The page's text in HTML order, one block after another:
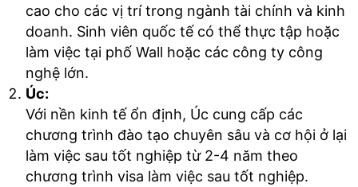
cao cho các vị trí trong ngành tài chính và kinh
doanh. Sinh viên quốc tế có thể thực tập hoặc
làm việc tại phố Wall hoặc các công ty công
nghệ lớn.
Úc:
Với nền kinh tế ổn định, Úc cung cấp các
chương trình đào tạo chuyên sâu và cơ hội ở lại
làm việc sau tốt nghiệp từ 2-4 năm theo
chương trình visa làm việc sau tốt nghiệp.